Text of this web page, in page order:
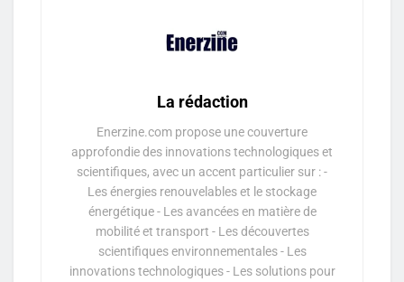
La rédaction
Enerzine.com propose une couverture
approfondie des innovations technologiques et
scientifiques, avec un accent particulier sur : -
Les énergies renouvelables et le stockage
énergétique - Les avancées en matière de
mobilité et transport - Les découvertes
scientifiques environnementales - Les
innovations technologiques - Les solutions pour